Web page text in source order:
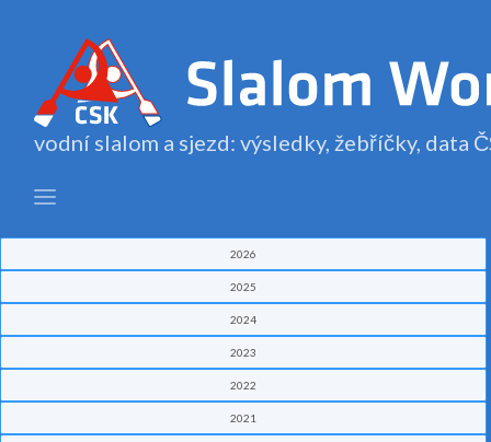
vodní slalom a sjezd: výsledky, žebříčky, data
2026
2025
2024
2023
2022
2021